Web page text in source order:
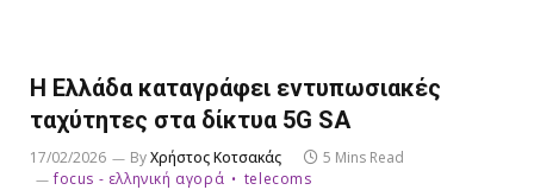
Η Ελλάδα καταγράφει εντυπωσιακές
ταχύτητες στα δίκτυα 5G SA
17/02/2026 ByΧρήστος Κοτσακάς
5 Mins Read
focus - ελληνική αγορά
telecoms